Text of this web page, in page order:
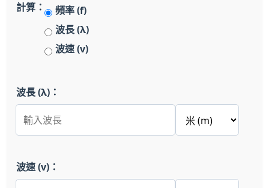
計算：
頻率 (f)
波長 (λ)
波速 (v)
波長 (λ)：
波速 (v)：